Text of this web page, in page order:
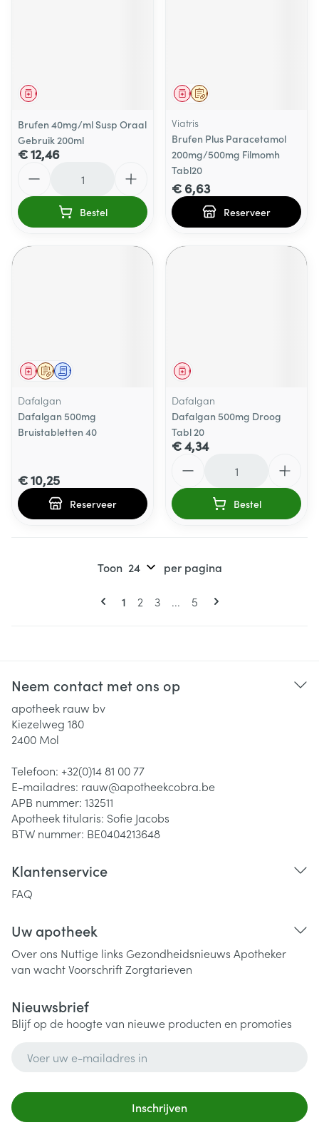
Geneesmiddel
Brufen 40mg/ml Susp Oraal
Gebruik 200ml
€ 12,46
Bestel
Op voorschrift
Geneesmiddel
Viatris
Brufen Plus Paracetamol
200mg/500mg Filmomh
Tabl20
€ 6,63
Reserveer
Op voorschrift
GeneesmiddelSchriftelijke aanvraag
Dafalgan
Dafalgan 500mg
Bruistabletten 40
€ 10,25
Reserveer
Geneesmiddel
Dafalgan
Dafalgan 500mg Droog
Tabl 20
€ 4,34
Bestel
Pagina's
U lees momenteel pagina
1 Pagina
2 Pagina
3 ... Pagina
5
Toon per pagina
Neem contact met ons op
apotheek rauw bv
Kiezelweg 180
2400 Mol
Telefoon: +32(0)14 81 00 77
E-mailadres: rauw@apotheekcobra.be
APB nummer: 132511
Apotheek titularis: Sofie Jacobs
BTW nummer: BE0404213648
Klantenservice
FAQ
Uw apotheek
Over ons Nuttige links Gezondheidsnieuws Apotheker
van wachtVoorschriftZorgtarieven
Nieuwsbrief
Blijf op de hoogte van nieuwe producten en promoties
Inschrijven